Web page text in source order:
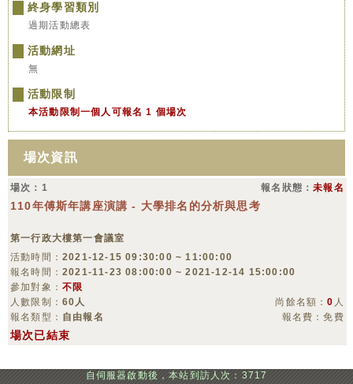
終身學習類別
過期活動總表
活動網址
無
活動限制
本活動限制一個人可報名 1 個場次
場次資訊
場次：1 報名狀態：未報名
110年傅斯年講座演講 - 大學排名的分析與思考
第一行政大樓第一會議室
活動時間： 2021-12-15 09:30:00 ~ 11:00:00
報名時間： 2021-11-23 08:00:00 ~ 2021-12-14 15:00:00
參加對象： 不限
人數限制： 60人 尚餘名額：0 人
報名類型： 自由報名 報名費：免費
場次已結束
自伺服器啟動後，本站到訪人次：3717